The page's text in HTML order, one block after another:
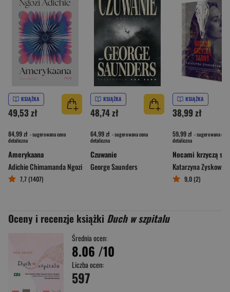
KSIĄŻKA
49,53 zł
84,99 zł - sugerowana cena
detaliczna
Amerykaana
Adichie Chimamanda Ngozi
7,7 (1407)
KSIĄŻKA
48,74 zł
64,99 zł - sugerowana cena
detaliczna
Czuwanie
George Saunders
KSIĄŻKA
38,99 zł
59,99 zł - sugerowana cena
detaliczna
Katarzyna
9,0 (2)
Oceny i recenzje książki Duch w szpitalu
Średnia ocen:
8.06 /10
Liczba ocen:
597